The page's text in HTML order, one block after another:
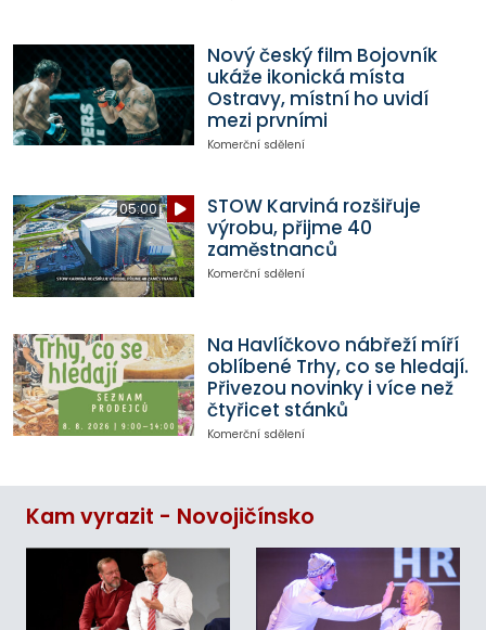
Nový český film Bojovník
ukáže ikonická místa
Ostravy, místní ho uvidí
mezi prvními
Komerční sdělení
05:00
STOW Karviná rozšiřuje
výrobu, přijme 40
zaměstnanců
Komerční sdělení
Na Havlíčkovo nábřeží míří
oblíbené Trhy, co se hledají.
Přivezou novinky i více než
čtyřicet stánků
Komerční sdělení
Kam vyrazit - Novojičínsko